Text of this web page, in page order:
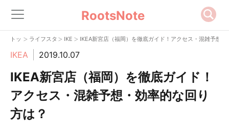
RootsNote
トップ
> ライフスタイル
> IKEA> IKEA新宮店（福岡）を徹底ガイド！アクセス・混雑予想
IKEA 2019.10.07
IKEA新宮店（福岡）を徹底ガイド！
アクセス・混雑予想・効率的な回り
方は？